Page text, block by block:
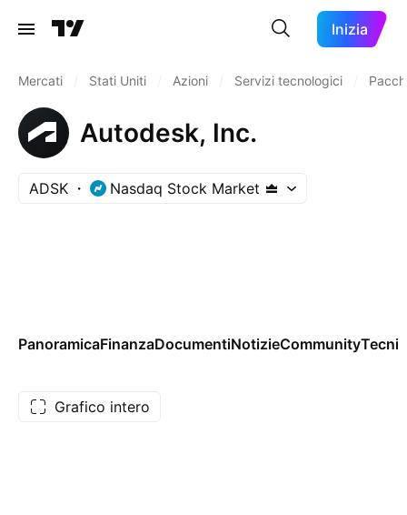
Inizia
Mercati Stati Uniti Azioni Servizi tecnologici
Autodesk, Inc.
ADSK Nasdaq Stock Market
PanoramicaFinanzaDocumentiNotizieCommunity
Grafico intero